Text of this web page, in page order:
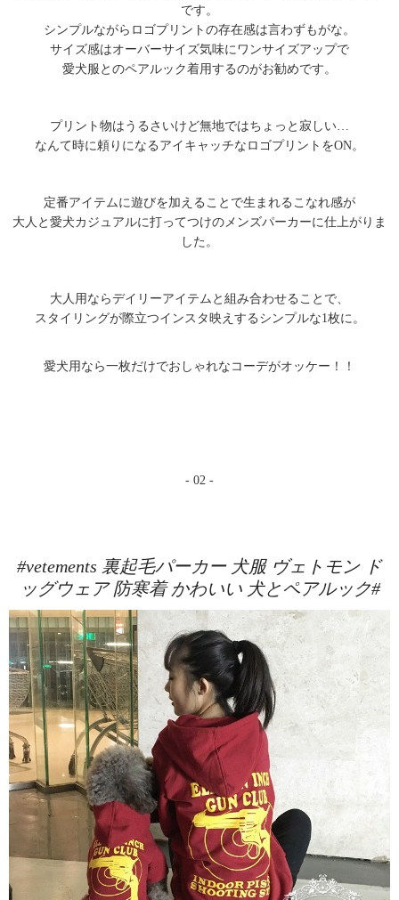
です。
シンプルながらロゴプリントの存在感は言わずもがな。
サイズ感はオーバーサイズ気味にワンサイズアップで
愛犬服とのペアルック着用するのがお勧めです。
プリント物はうるさいけど無地ではちょっと寂しい…
なんて時に頼りになるアイキャッチなロゴプリントをON。
定番アイテムに遊びを加えることで生まれるこなれ感が
大人と愛犬カジュアルに打ってつけのメンズパーカーに仕上がりま
した。
大人用ならデイリーアイテムと組み合わせることで、
スタイリングが際立つインスタ映えするシンプルな1枚に。
愛犬用なら一枚だけでおしゃれなコーデがオッケー！！
- 02 -
#vetements 裏起毛パーカー 犬服 ヴェトモン ド
ッグウェア 防寒着 かわいい 犬とペアルック#